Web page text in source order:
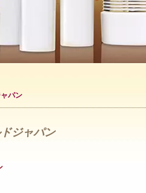
パン
ジャパン